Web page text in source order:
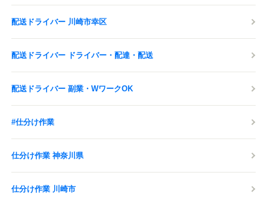
配送ドライバー 川崎市幸区
配送ドライバー ドライバー・配達・配送
配送ドライバー 副業・WワークOK
#仕分け作業
仕分け作業 神奈川県
仕分け作業 川崎市